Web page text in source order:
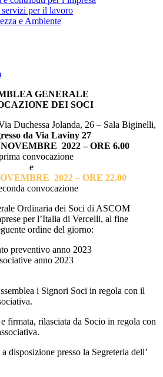
per il lavoro
e Ambiente
GENERALE
DEI SOCI
Duchessa Jolanda, 26 – Sala Biginelli,
da Via Laviny 27
2022 – ORE 6.00
convocazione
e
2022 – ORE 22.00
convocazione
Ordinaria dei Soci di ASCOM
per l’Italia di Vercelli, al fine
ordine del giorno:
preventivo anno 2023
anno 2023
i Signori Soci in regola con il
e firmata, rilasciata da Socio in regola con
disposizione presso la Segreteria dell’